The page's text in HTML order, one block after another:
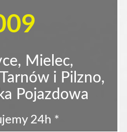
Mielec,
i Pilzno,
Pojazdowa
24h *